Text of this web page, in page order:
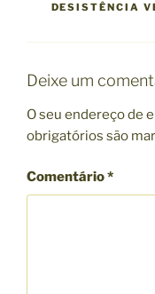
DESISTÊNCIA
Deixe um
O seu endereço de
obrigatórios são
Comentário*